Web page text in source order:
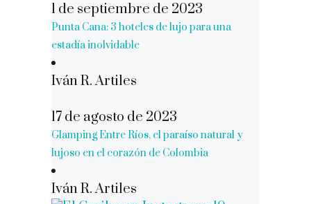
1 de septiembre de 2023
Punta Cana: 3 hoteles de lujo para una
estadía inolvidable
Iván R. Artiles
17 de agosto de 2023
Glamping Entre Ríos, el paraíso natural y
lujoso en el corazón de Colombia
Iván R. Artiles